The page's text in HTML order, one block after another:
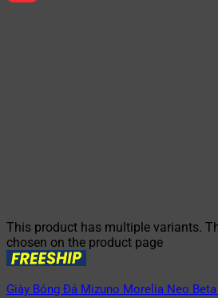
This product has multiple variants.
chosen on the product page
Giày Bóng Đá Mizuno Morelia Neo